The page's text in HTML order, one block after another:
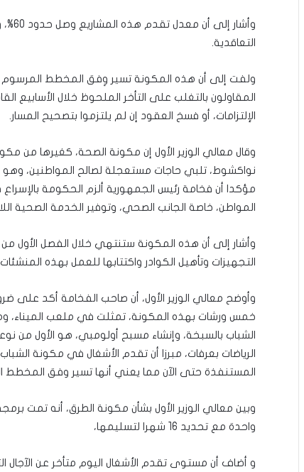
التعاقدية.
ولفت إلى أن هذه المكونة تسير وِفق المخطط المرسوم
المقاولون بالتغلب على التأخر الملحوظ خلال الأسابيع
الإلتزامات، أو فسخ العقود إن لم يلتزموا بتصحيح المسار.
وقال معالي الوزير الأول إن مكونة الصحة، كغيرها من
نواكشوط، تلبي حاجات مستعجلة لصالح المواطنين، وهو
مؤكدا أن فخامة رئيس الجمهورية ألزم الحكومة
المواطن، خاصة الجانب الصحي، وتوفير الخدمة الصحية
التجهيزات وتأهيل الكوادر واكتتابها للعمل بهذه المنشئات
وأوضح معالي الوزير الأول، أن صاحب الفخامة أكد على
خمس ورشات بهذه المكونة، تمثلت في ملعب الميناء،
الشباب بالسبخة، وإنشاء مسبح أولومبي، هو الأول من
المستنفذة حتى الآن مما يعني أنها تسير وفق المخطط
واحدة مع تحديد 16 شهرا لتسليمها،